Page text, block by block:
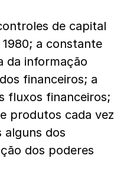
de capital
1980; a constante
da informação
financeiros; a
fluxos financeiros;
produtos cada vez
alguns dos
dos poderes